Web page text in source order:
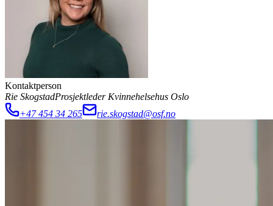
Kontaktperson
Rie SkogstadProsjektleder Kvinnehelsehus Oslo
+47 454 34 265
rie.skogstad@osf.no